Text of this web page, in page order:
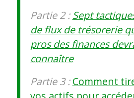
Partie 2 :Sept
de flux de trésorerie
pros des finances
connaître
Partie 3 :Comment